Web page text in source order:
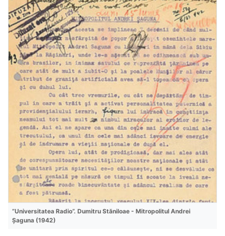
”Universitatea Radio”. Dumitru Stăniloae - Mitropolitul Andrei
Șaguna (1942)